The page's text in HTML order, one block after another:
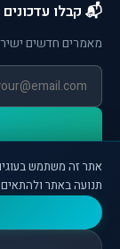
📬 קבלו עדכונים
מאמרים חדשים
תנועה באתר